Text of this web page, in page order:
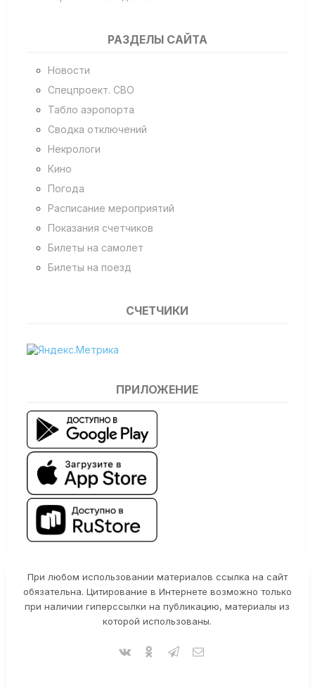
РАЗДЕЛЫ САЙТА
Новости
Спецпроект. СВО
Табло аэропорта
Сводка отключений
Некрологи
Кино
Погода
Расписание мероприятий
Показания счетчиков
Билеты на самолет
Билеты на поезд
СЧЕТЧИКИ
ПРИЛОЖЕНИЕ
При любом использовании материалов ссылка на сайт
обязательна. Цитирование в Интернете возможно только
при наличии гиперссылки на публикацию, материалы из
которой использованы.